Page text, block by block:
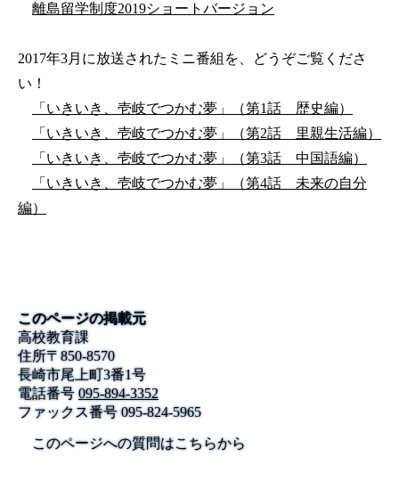
離島留学制度2019ショートバージョン
2017年3月に放送されたミニ番組を、どうぞご覧くださ
い！
「いきいき、壱岐でつかむ夢」（第1話 歴史編）
「いきいき、壱岐でつかむ夢」（第2話 里親生活編）
「いきいき、壱岐でつかむ夢」（第3話 中国語編）
「いきいき、壱岐でつかむ夢」（第4話 未来の自分
編）
このページの掲載元
高校教育課
住所〒850-8570
長崎市尾上町3番1号
電話番号 095-894-3352
ファックス番号095-824-5965
このページへの質問はこちらから